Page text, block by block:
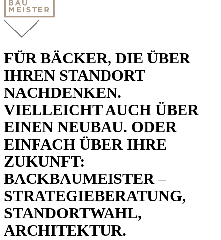
FÜR BÄCKER, DIE ÜBER
IHREN STANDORT
NACHDENKEN.
VIELLEICHT AUCH ÜBER
EINEN NEUBAU. ODER
EINFACH ÜBER IHRE
ZUKUNFT:
BACKBAUMEISTER –
STRATEGIEBERATUNG,
STANDORTWAHL,
ARCHITEKTUR.